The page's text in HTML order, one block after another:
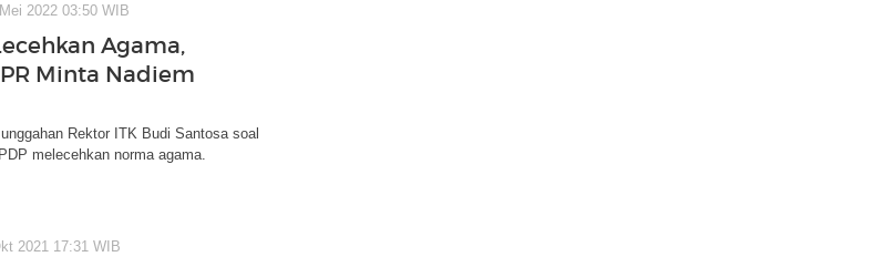
2022 03:50 WIB
Agama,
Minta Nadiem
Rektor ITK Budi Santosa soal
melecehkan norma agama.
2021 17:31 WIB